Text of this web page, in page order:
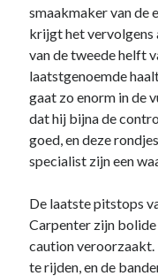
smaakmaker van de
krijgt het vervolgens
van de tweede helft
laatstgenoemde
gaat zo enorm in de
dat hij bijna de
goed, en deze
specialist zijn een
De laatste pitstops
Carpenter zijn bolide
caution veroorzaakt.
te rijden, en de